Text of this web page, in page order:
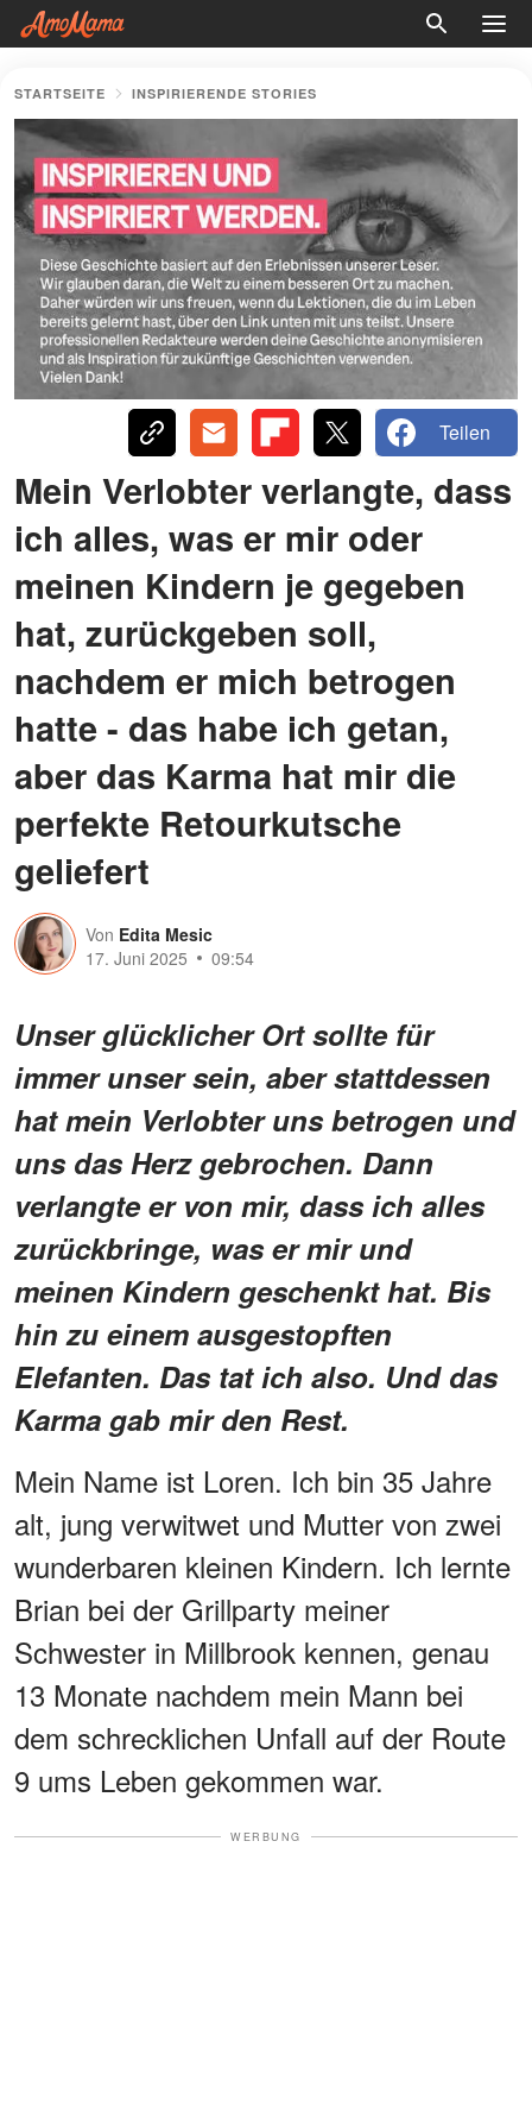
STARTSEITE INSPIRIERENDE STORIES
Teilen
Mein Verlobter verlangte, dass
ich alles, was er mir oder
meinen Kindern je gegeben
hat, zurückgeben soll,
nachdem er mich betrogen
hatte - das habe ich getan,
aber das Karma hat mir die
perfekte Retourkutsche
geliefert
Von Edita Mesic
17. Juni 2025
09:54
Unser glücklicher Ort sollte für
immer unser sein, aber stattdessen
hat mein Verlobter uns betrogen und
uns das Herz gebrochen. Dann
verlangte er von mir, dass ich alles
zurückbringe, was er mir und
meinen Kindern geschenkt hat. Bis
hin zu einem ausgestopften
Elefanten. Das tat ich also. Und das
Karma gab mir den Rest.
Mein Name ist Loren. Ich bin 35 Jahre
alt, jung verwitwet und Mutter von zwei
wunderbaren kleinen Kindern. Ich lernte
Brian bei der Grillparty meiner
Schwester in Millbrook kennen, genau
13 Monate nachdem mein Mann bei
dem schrecklichen Unfall auf der Route
9 ums Leben gekommen war.
WERBUNG